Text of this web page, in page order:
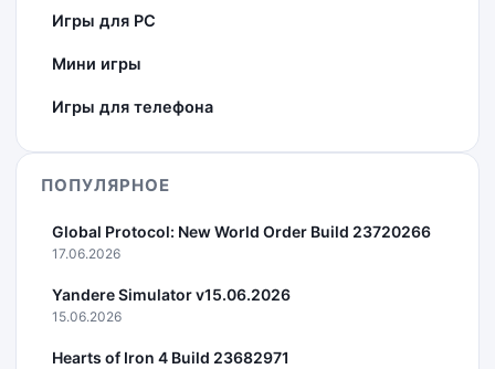
Игры для PC
Мини игры
Игры для телефона
ПОПУЛЯРНОЕ
Global Protocol: New World Order Build 23720266
17.06.2026
Yandere Simulator v15.06.2026
15.06.2026
Hearts of Iron 4 Build 23682971